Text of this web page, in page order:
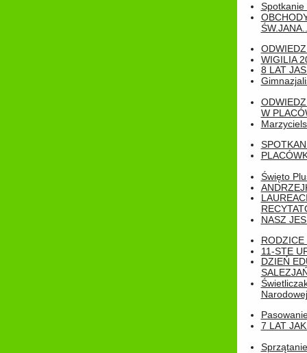
Spotkanie
WIGILIA
8 LAT
W
Święto
NASZ
RODZICE
11-STE
DZIEŃ
Narodowej
7 LAT